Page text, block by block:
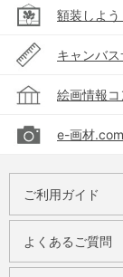
額装しよ
キャンバ
絵画情報
e-画材
ご利用ガイド
よくあるご質問